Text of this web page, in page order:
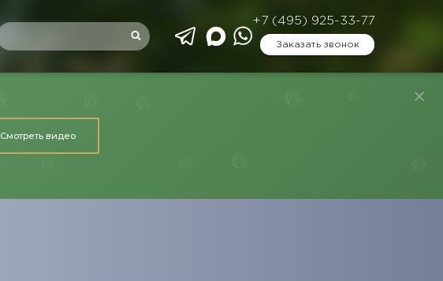
+7 (495) 925-33-77
Заказать звонок
Смотреть видео